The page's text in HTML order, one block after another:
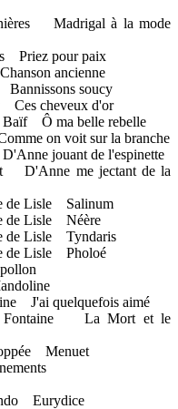
Madrigal à la mode
Priez pour paix
ancienne
soucy
Ces cheveux d'or
Baïf Ô ma belle rebelle
on voit sur la branche
jouant de l'espinette
D'Anne me jectant de la
de Lisle Salinum
de Lisle Néère
de Lisle Tyndaris
de Lisle Pholoé
J'ai quelquefois aimé
Fontaine La Mort et le
Menuet
Eurydice